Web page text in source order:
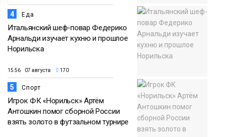
4 Еда
Итальянский шеф-повар Федерико
Арнальди изучает кухню и прошлое
Норильска
15:56 07 августа 170
5 Спорт
Игрок ФК «Норильск» Артём
Антошкин помог сборной России
взять золото в футзальном турнире